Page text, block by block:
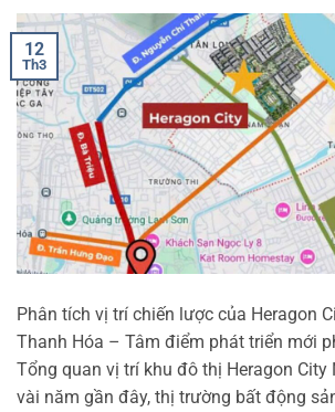
12
Th3
Phân tích vị trí chiến lược của Heragon
Thanh Hóa – Tâm điểm phát triển mới
Tổng quan vị trí khu đô thị Heragon City
vài năm gần đây, thị trường bất động